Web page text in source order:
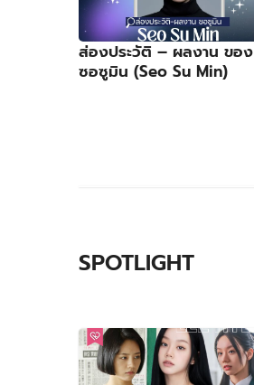
ส่องประวัติ – ผลงาน ของ
ซอซูมิน (Seo Su Min)
SPOTLIGHT